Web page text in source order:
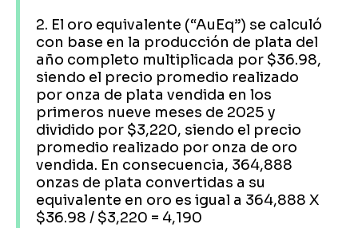
2. El oro equivalente (“AuEq”) se calculó
con base en la producción de plata del
año completo multiplicada por $36.98,
siendo el precio promedio realizado
por onza de plata vendida en los
primeros nueve meses de 2025 y
dividido por $3,220, siendo el precio
promedio realizado por onza de oro
vendida. En consecuencia, 364,888
onzas de plata convertidas a su
equivalente en oro es igual a 364,888 X
$36.98 / $3,220 = 4,190